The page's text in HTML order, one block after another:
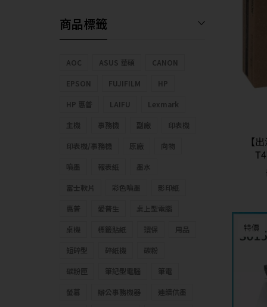
商品標籤
AOC ASUS 華碩 CANON
EPSON FUJIFILM HP
HP 惠普 LAIFU Lexmark
主機 事務機 副廠 印表機
印表機/事務機 原廠 向物
噴墨 報表紙 墨水
富士軟片 彩色噴墨 影印紙
惠普 愛普生 桌上型電腦
桌機 標籤貼紙 環保 用品
短碎型 碎紙機 碳粉
碳粉匣 筆記型電腦 筆電
螢幕 辦公事務機器 連續供墨
【
特價